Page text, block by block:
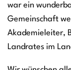
war ein
Gemeinschaft
Akademieleiter,
Landrates im